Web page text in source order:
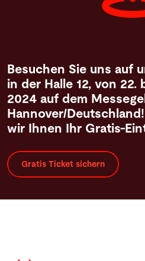
Besuchen Sie uns auf
in der Halle 12, von 22.
2024 auf dem
Hannover/
wir Ihnen Ihr Gratis-
Gratis Ticket sichern